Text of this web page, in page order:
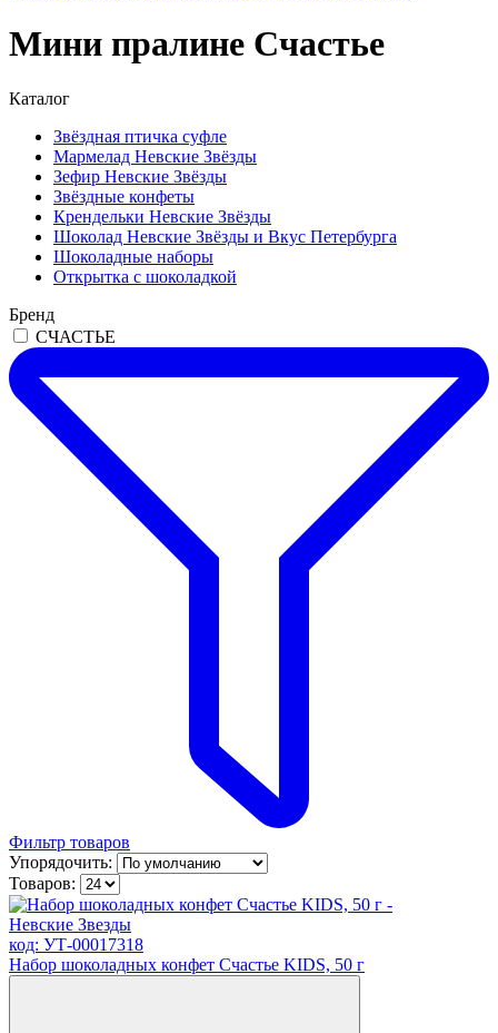
Мини пралине Счастье
Каталог
Звёздная птичка суфле
Мармелад Невские Звёзды
Зефир Невские Звёзды
Звёздные конфеты
Крендельки Невские Звёзды
Шоколад Невские Звёзды и Вкус Петербурга
Шоколадные наборы
Открытка с шоколадкой
Бренд
СЧАСТЬЕ
Фильтр товаров
Упорядочить:
Товаров:
код: УТ-00017318
Набор шоколадных конфет Счастье KIDS, 50 г